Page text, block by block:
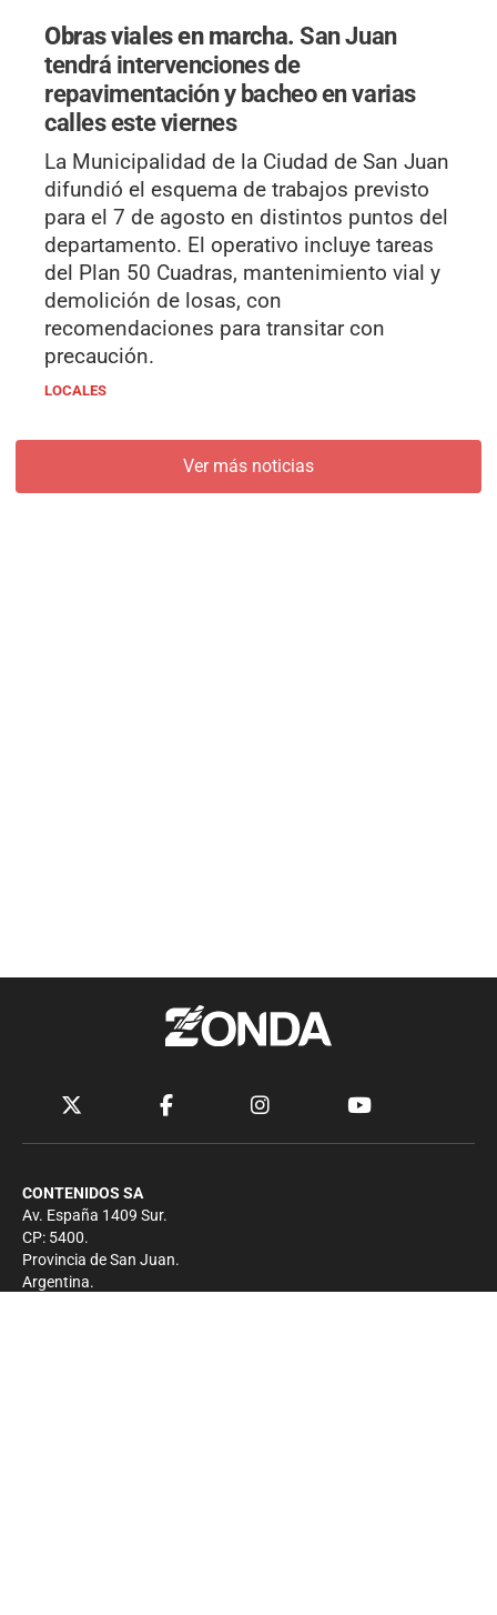
Obras viales en marcha.San Juan
tendrá intervenciones de
repavimentación y bacheo en varias
calles este viernes
La Municipalidad de la Ciudad de San Juan
difundió el esquema de trabajos previsto
para el 7 de agosto en distintos puntos del
departamento. El operativo incluye tareas
del Plan 50 Cuadras, mantenimiento vial y
demolición de losas, con
recomendaciones para transitar con
precaución.
LOCALES
Ver más noticias
CONTENIDOS SA
Av. España 1409 Sur.
CP: 5400.
Provincia de San Juan.
Argentina.